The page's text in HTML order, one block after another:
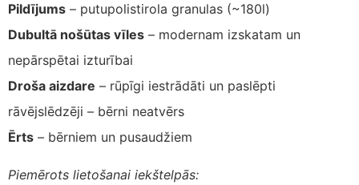
Pildījums – putupolistirola granulas (~180l)
Dubultā nošūtas vīles – modernam izskatam un
nepārspētai izturībai
Droša aizdare – rūpīgi iestrādāti un paslēpti
rāvējslēdzēji – bērni neatvērs
Ērts – bērniem un pusaudžiem
Piemērots lietošanai iekštelpās: